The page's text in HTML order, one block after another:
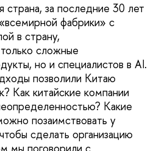
страна, за последние 30 лет
фабрики» с
в страну,
сложные
но и специалистов в AI.
позволили Китаю
Как китайские компании
Какие
позаимствовать у
сделать организацию